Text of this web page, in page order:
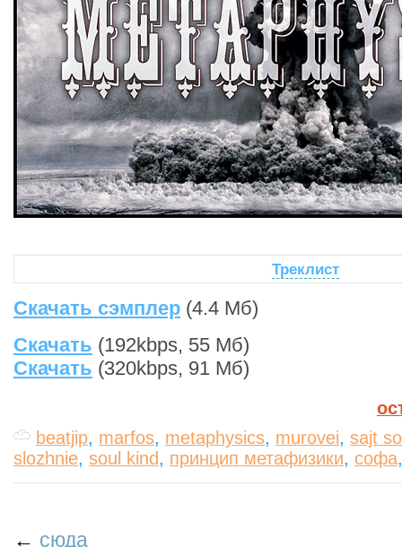
Треклист
Скачать сэмплер (4.4 Мб)
Скачать (192kbps, 55 Мб)
Скачать (320kbps, 91 Мб)
beatjip, marfos, metaphysics, murovei, sajt
slozhnie, soul kind, принцип метафизики, софа
← сюда